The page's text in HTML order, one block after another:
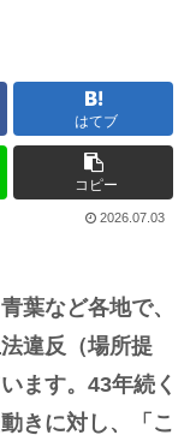
はてブ
コピー
2026.07.03
葉など各地で、
違反（場所提
ます。43年続く
きに対し、「こ